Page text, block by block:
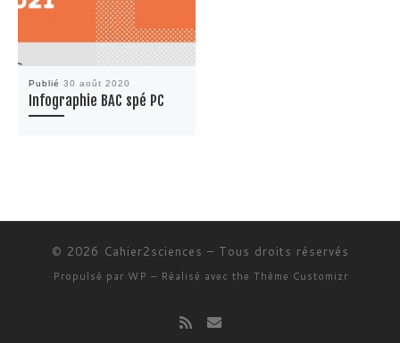
Publié 30 août 2020
Infographie BAC spé PC
© 2026 Cahier2sciences – Tous droits réservés
Propulsé par WP – Réalisé avec the Thème Customizr